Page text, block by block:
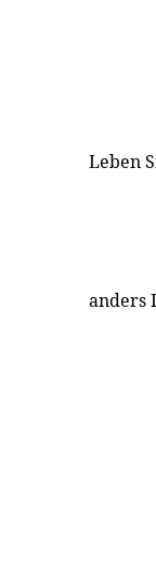
Leben
anders